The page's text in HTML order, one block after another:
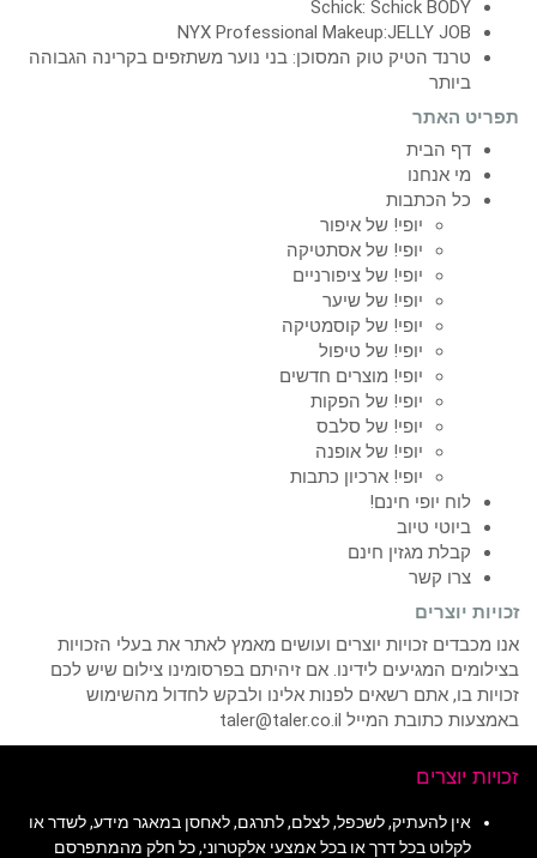
Schick: Schick BODY
NYX Professional Makeup:JELLY JOB
טרנד הטיק טוק המסוכן: בני נוער משתזפים בקרינה הגבוהה
ביותר
תפריט האתר
דף הבית
מי אנחנו
כל הכתבות
יופי! של איפור
יופי! של אסתטיקה
יופי! של ציפורניים
יופי! של שיער
יופי! של קוסמטיקה
יופי! של טיפול
יופי! מוצרים חדשים
יופי! של הפקות
יופי! של סלבס
יופי! של אופנה
יופי! ארכיון כתבות
לוח יופי חינם!
ביוטי טיוב
קבלת מגזין חינם
צרו קשר
זכויות יוצרים
אנו מכבדים זכויות יוצרים ועושים מאמץ לאתר את בעלי הזכויות
בצילומים המגיעים לידינו. אם זיהיתם בפרסומינו צילום שיש לכם
זכויות בו, אתם רשאים לפנות אלינו ולבקש לחדול מהשימוש
באמצעות כתובת המייל taler@taler.co.il
זכויות יוצרים
אין להעתיק, לשכפל, לצלם, לתרגם, לאחסן במאגר מידע, לשדר או
לקלוט בכל דרך או בכל אמצעי אלקטרוני, כל חלק מהמתפרסם